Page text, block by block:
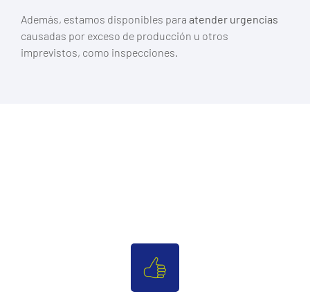
Además, estamos disponibles para atender urgencias
causadas por exceso de producción u otros
imprevistos, como inspecciones.